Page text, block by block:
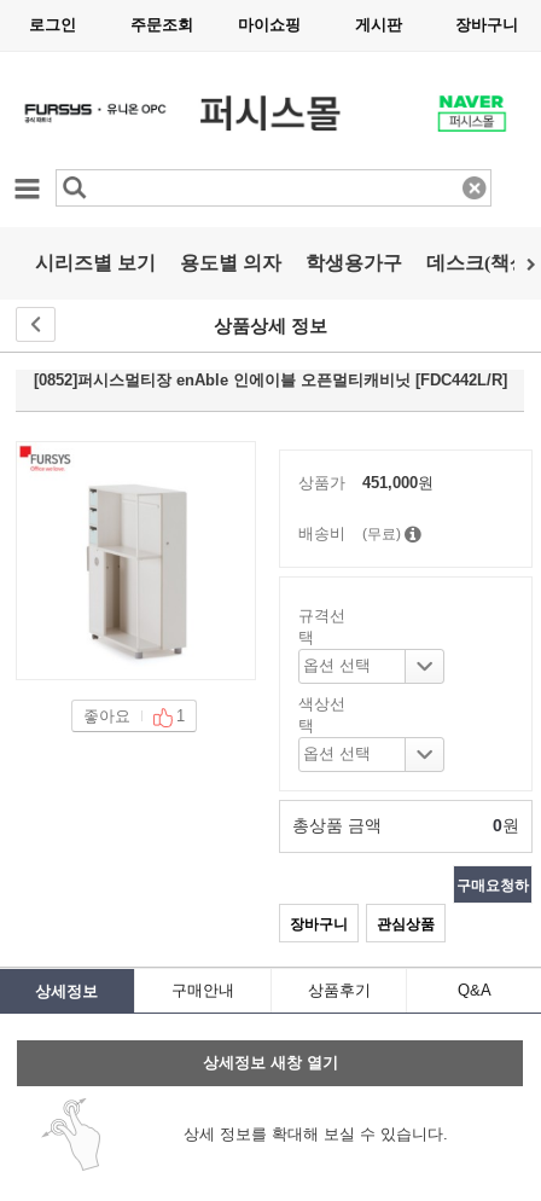
로그인 주문조회 마이쇼핑 게시판 장바구니
카테고리
시리즈별 보기 용도별 의자 학생용가구 데스크(책상)
상품상세 정보
[0852]퍼시스멀티장 enAble 인에이블 오픈멀티캐비닛 [FDC442L/R]
좋아요 1
상품가 451,000원
배송비 (무료)
규격선
택
색상선
택
총상품 금액 0원
장바구니 관심상품
구매요청하
상세정보 구매안내 상품후기 Q&A
상세정보 새창 열기
상세 정보를 확대해 보실 수 있습니다.